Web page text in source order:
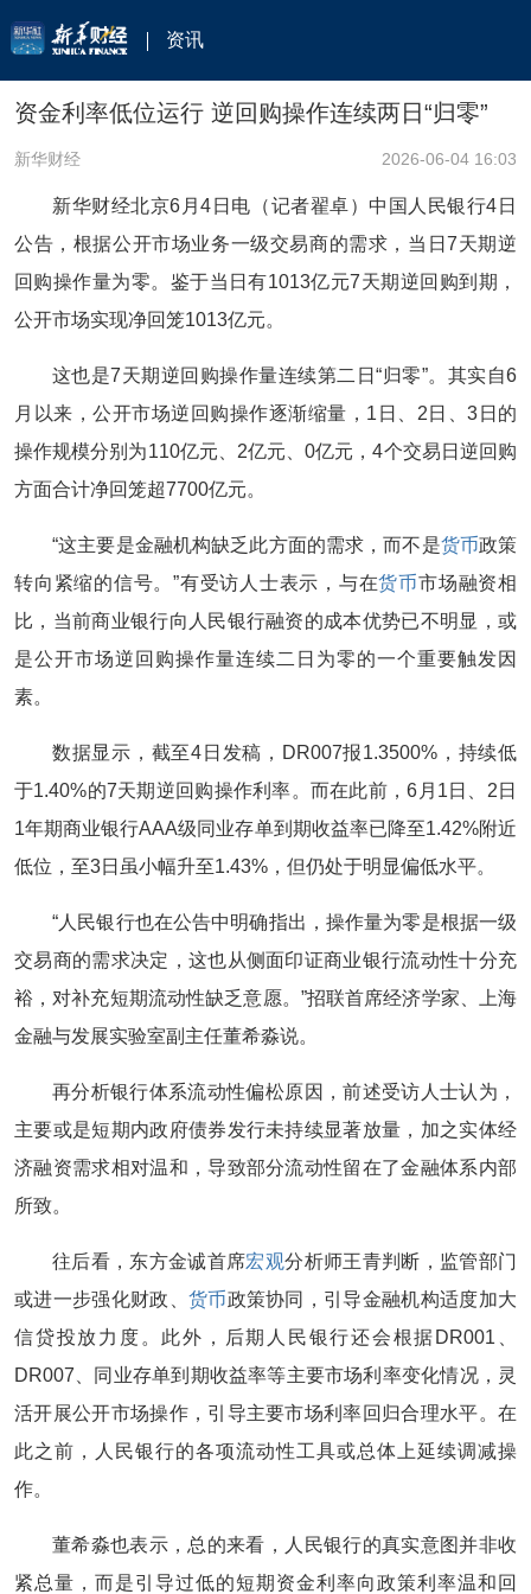
资讯
资金利率低位运行 逆回购操作连续两日“归零”
新华财经 2026-06-04 16:03
新华财经北京6月4日电（记者翟卓）中国人民银行4日
公告，根据公开市场业务一级交易商的需求，当日7天期逆
回购操作量为零。鉴于当日有1013亿元7天期逆回购到期，
公开市场实现净回笼1013亿元。
这也是7天期逆回购操作量连续第二日“归零”。其实自6
月以来，公开市场逆回购操作逐渐缩量，1日、2日、3日的
操作规模分别为110亿元、2亿元、0亿元，4个交易日逆回购
方面合计净回笼超7700亿元。
“这主要是金融机构缺乏此方面的需求，而不是货币政策
转向紧缩的信号。”有受访人士表示，与在货币市场融资相
比，当前商业银行向人民银行融资的成本优势已不明显，或
是公开市场逆回购操作量连续二日为零的一个重要触发因
素。
数据显示，截至4日发稿，DR007报1.3500%，持续低
于1.40%的7天期逆回购操作利率。而在此前，6月1日、2日
1年期商业银行AAA级同业存单到期收益率已降至1.42%附近
低位，至3日虽小幅升至1.43%，但仍处于明显偏低水平。
“人民银行也在公告中明确指出，操作量为零是根据一级
交易商的需求决定，这也从侧面印证商业银行流动性十分充
裕，对补充短期流动性缺乏意愿。”招联首席经济学家、上海
金融与发展实验室副主任董希淼说。
再分析银行体系流动性偏松原因，前述受访人士认为，
主要或是短期内政府债券发行未持续显著放量，加之实体经
济融资需求相对温和，导致部分流动性留在了金融体系内部
所致。
往后看，东方金诚首席宏观分析师王青判断，监管部门
或进一步强化财政、 货币政策协同，引导金融机构适度加大
信贷投放力度。此外，后期人民银行还会根据DR001、
DR007、同业存单到期收益率等主要市场利率变化情况，灵
活开展公开市场操作，引导主要市场利率回归合理水平。在
此之前，人民银行的各项流动性工具或总体上延续调减操
作。
董希淼也表示，总的来看，人民银行的真实意图并非收
紧总量，而是引导过低的短期资金利率向政策利率温和回